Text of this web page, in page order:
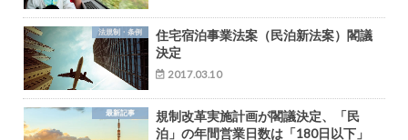
法規制・条例
住宅宿泊事業法案（民泊新法案）閣議
決定
2017.03.10
最新記事
規制改革実施計画が閣議決定、「民
泊」の年間営業日数は「180日以下」